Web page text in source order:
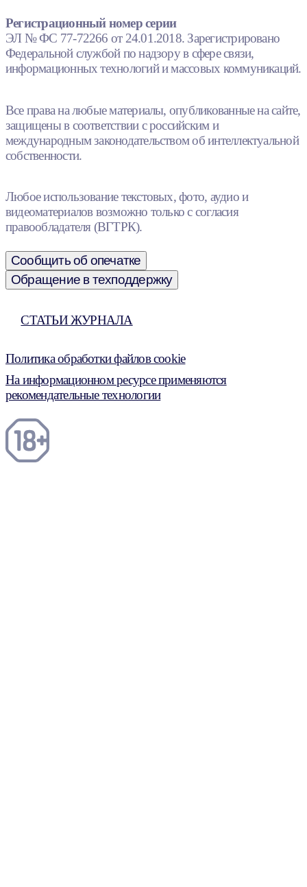
Регистрационный номер серии
ЭЛ № ФС 77-72266 от 24.01.2018. Зарегистрировано
Федеральной службой по надзору в сфере связи,
информационных технологий и массовых коммуникаций.
Все права на любые материалы, опубликованные на сайте,
защищены в соответствии с российским и
международным законодательством об интеллектуальной
собственности.
Любое использование текстовых, фото, аудио и
видеоматериалов возможно только с согласия
правообладателя (ВГТРК).
Сообщить об опечатке
Обращение в техподдержку
СТАТЬИ ЖУРНАЛА
Политика обработки файлов cookie
На информационном ресурсе применяются
рекомендательные технологии